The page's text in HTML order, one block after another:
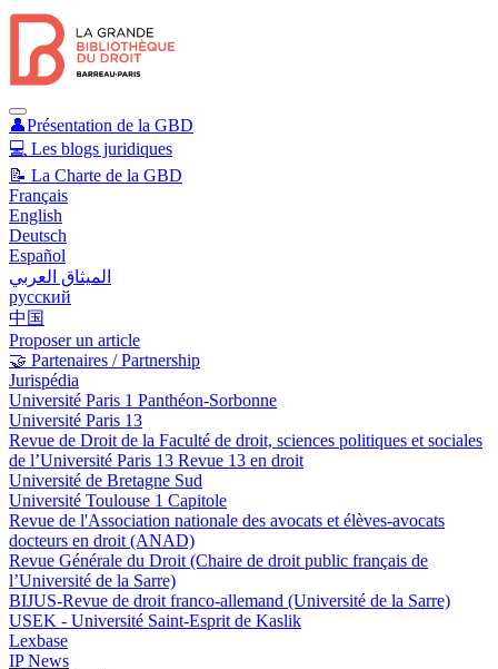
👤Présentation de la GBD
💻 Les blogs juridiques
📝 La Charte de la GBD
Français
English
Deutsch
Español
الميثاق العربي
русский
中国
Proposer un article
🤝 Partenaires / Partnership
Jurispédia
Université Paris 1 Panthéon-Sorbonne
Université Paris 13
Revue de Droit de la Faculté de droit, sciences politiques et sociales
de l’Université Paris 13 Revue 13 en droit
Université de Bretagne Sud
Université Toulouse 1 Capitole
Revue de l'Association nationale des avocats et élèves-avocats
docteurs en droit (ANAD)
Revue Générale du Droit (Chaire de droit public français de
l’Université de la Sarre)
BIJUS-Revue de droit franco-allemand (Université de la Sarre)
USEK - Université Saint-Esprit de Kaslik
Lexbase
IP News